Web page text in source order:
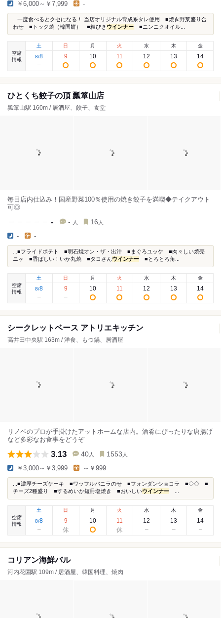
￥6,000～￥7,999 -
...一度食べるとクセになる！ 当店オリジナル育成系タレ使用 ■焼き野菜盛り合
わせ ■トック焼（韓国餅） ■粗びき ウインナー ■ニンニクオイル...
空席
情報
土
8/8
日
9
月
10
火
11
水
12
木
13
金
14
ひとくち餃子の頂 瓢箪山店
瓢箪山駅 160m / 居酒屋、餃子、食堂
毎日店内仕込み！国産野菜100％使用の焼き餃子を満喫◆テイクアウト
可◎
- - 人 16 人
- -
...■フライドポテト ■明石焼オン・ザ・出汁 ■まぐろユッケ ■肉々しい焼売
ニヶ ■香ばしい！いか丸焼 ■タコさんウインナー ■とろとろ角...
空席
情報
土
8/8
日
9
月
10
火
11
水
12
木
13
金
14
シークレットベース アトリエキッチン
高井田中央駅 163m / 洋食、もつ鍋、居酒屋
リノベのプロが手掛けたアットホームな店内。酒肴にぴったりな唐揚げ
など多彩なお食事をどうぞ
3.13 40 人 1553 人
￥3,000～￥3,999 ～￥999
...■濃厚チーズケーキ ■ワッフルバニラのせ ■フォンダンショコラ ■◇◇ ■
チーズ2種盛り ■するめいか短冊塩焼き ■おいしいウインナー
空席
情報
土
8/8
日
9
月
10
火
11
水
12
木
13
金
14
コリアン海鮮バル
河内花園駅 109m / 居酒屋、韓国料理、焼肉